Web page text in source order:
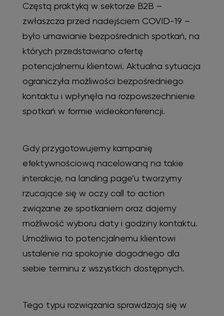
Częstą praktyką w sektorze B2B –
zwłaszcza przed nadejściem COVID-19 –
było umawianie bezpośrednich spotkań, na
których przedstawiano ofertę
potencjalnemu klientowi. Aktualna sytuacja
ograniczyła możliwości bezpośredniego
kontaktu i wpłynęła na rozpowszechnienie
spotkań w formie wideokonferencji.
Gdy przygotowujemy kampanię
efektywnościową nacelowaną na takie
interakcje, na landing page’u tworzymy
rzucające się w oczy call to action
związane ze spotkaniem oraz dajemy
możliwość wyboru daty i godziny kontaktu.
Umożliwia to potencjalnemu klientowi
ustalenie na spokojnie dogodnego dla
siebie terminu z wszystkich dostępnych.
Tego typu rozwiązania sprawdzają się w